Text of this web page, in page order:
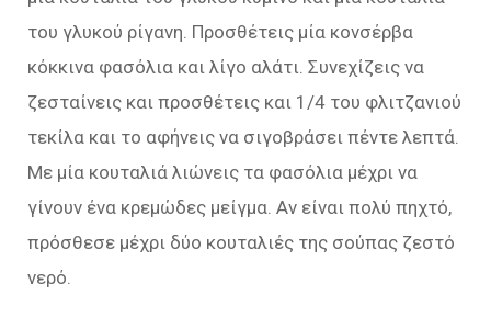
του γλυκού ρίγανη. Προσθέτεις μία κονσέρβα
κόκκινα φασόλια και λίγο αλάτι. Συνεχίζεις να
ζεσταίνεις και προσθέτεις και 1/4 του φλιτζανιού
τεκίλα και το αφήνεις να σιγοβράσει πέντε λεπτά.
Με μία κουταλιά λιώνεις τα φασόλια μέχρι να
γίνουν ένα κρεμώδες μείγμα. Αν είναι πολύ πηχτό,
πρόσθεσε μέχρι δύο κουταλιές της σούπας ζεστό
νερό.